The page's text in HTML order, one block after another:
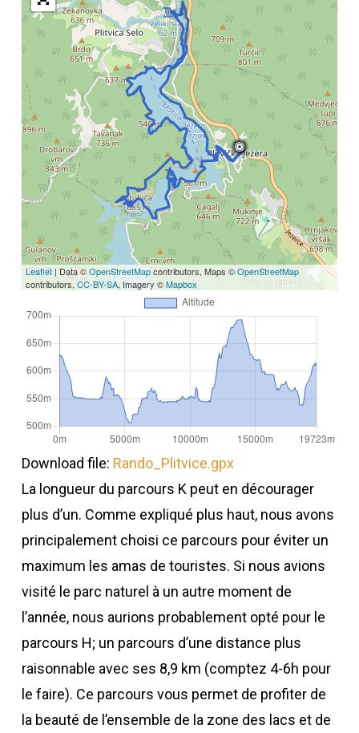
Leaflet| Data ©OpenStreetMapcontributors, Maps ©OpenStreetMap
contributors,CC-BY-SA, Imagery ©Mapbox
Download file: Rando_Plitvice.gpx
La longueur du parcours K peut en décourager
plus d’un. Comme expliqué plus haut, nous avons
principalement choisi ce parcours pour éviter un
maximum les amas de touristes. Si nous avions
visité le parc naturel à un autre moment de
l’année, nous aurions probablement opté pour le
parcours H; un parcours d’une distance plus
raisonnable avec ses 8,9 km (comptez 4-6h pour
le faire). Ce parcours vous permet de profiter de
la beauté de l’ensemble de la zone des lacs et de